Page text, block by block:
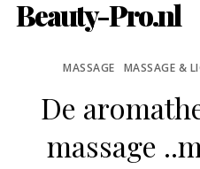
Beauty-Pro.nl
MASSAGE MASSAGE &
De
massage